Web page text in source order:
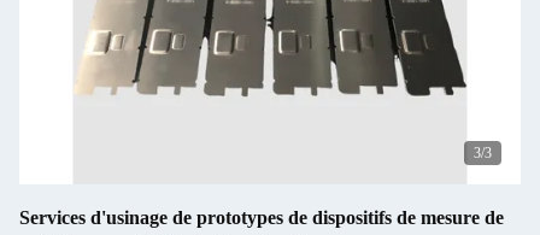
1/3
Services d'usinage de prototypes de dispositifs de mesure de